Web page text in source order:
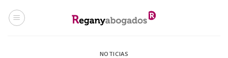
NOTICIAS